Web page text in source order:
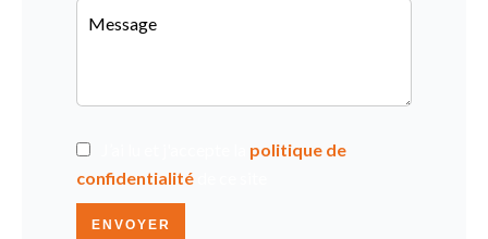
politique de
confidentialité
ENVOYER